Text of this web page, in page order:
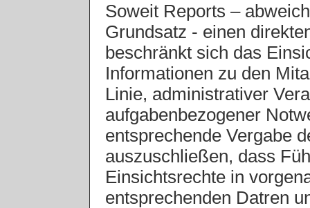
Soweit Reports –
Grundsatz - einen
beschränkt sich das
Informationen zu den
Linie, administrativer
aufgabenbezogener
entsprechende Vergabe
auszuschließen, dass
Einsichtsrechte in
entsprechenden Datren